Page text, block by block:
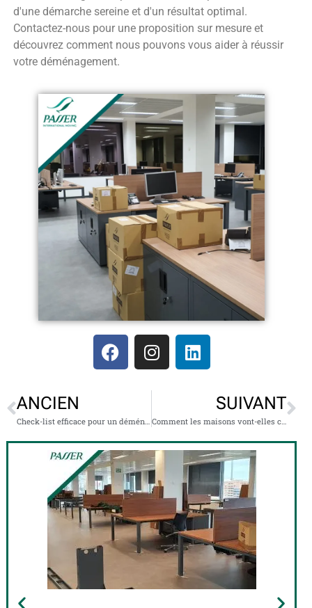
d'une démarche sereine et d'un résultat optimal.
Contactez-nous pour une proposition sur mesure et
découvrez comment nous pouvons vous aider à réussir
votre déménagement.
ANCIEN
Check-list efficace pour un déménagement de bureau bien organisé
SUIVANT
Comment les maisons vont-elles commencer à être considérées dans l’ère post-covid ?